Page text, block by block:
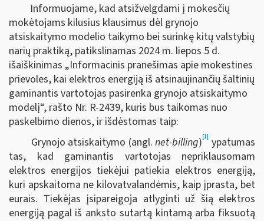
Informuojame, kad atsižvelgdami į mokesčių
mokėtojams kilusius klausimus dėl grynojo
atsiskaitymo modelio taikymo bei surinkę kitų valstybių
narių praktiką, patikslinamas 2024 m. liepos 5 d.
išaiškinimas „Informacinis pranešimas apie mokestines
prievoles, kai elektros energiją iš atsinaujinančių šaltinių
gaminantis vartotojas pasirenka grynojo atsiskaitymo
modelį“, rašto Nr. R-2439, kuris bus taikomas nuo
paskelbimo dienos, ir išdėstomas taip:
Grynojo atsiskaitymo (angl. net-billing)[1] ypatumas
tas, kad gaminantis vartotojas nepriklausomam
elektros energijos tiekėjui patiekia elektros energiją,
kuri apskaitoma ne kilovatvalandėmis, kaip įprasta, bet
eurais. Tiekėjas įsipareigoja atlyginti už šią elektros
energiją pagal iš anksto sutartą kintamą arba fiksuotą